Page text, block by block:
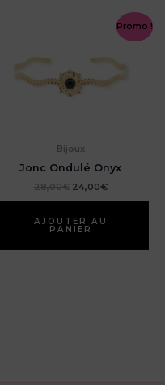
Promo !
Bijoux
Jonc Ondulé Onyx
28,00€ Le
était :
28,00€.
24,00€Le
AJOUTER AU
PANIER